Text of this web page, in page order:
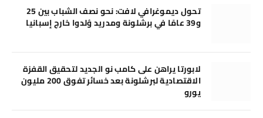
تحول ديموغرافي لافت: نحو نصف الشباب بين 25
و39 عامًا في برشلونة ومدريد وُلدوا خارج إسبانيا
لابورتا يراهن على كامب نو الجديد لتحقيق القفزة
الاقتصادية لبرشلونة بعد خسائر تفوق 200 مليون
يورو